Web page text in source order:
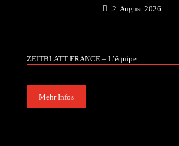
2. August 2026
ZEITBLATT FRANCE – L’équipe
Mehr Infos